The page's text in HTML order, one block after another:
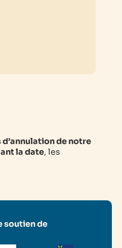
d’annulation de notre
la date, les
soutien de